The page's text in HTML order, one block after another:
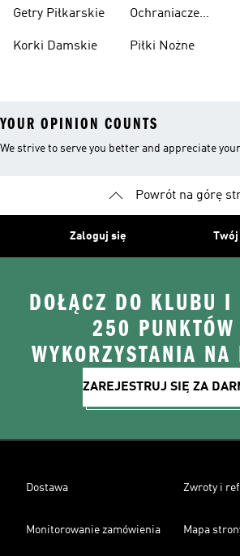
Getry Piłkarskie
Korki Damskie
Dzieci
Ochraniacze
Piłki Nożne
YOUR OPINION COUNTS
We strive to serve you better and appreciate
Powrót na górę
Zaloguj się Twój
DOŁĄCZ DO KLUBU I
250 PUNKTÓW
WYKORZYSTANIA NA
ZAREJESTRUJ SIĘ ZA
Dostawa Zwroty i
Monitorowanie zamówienia Mapa